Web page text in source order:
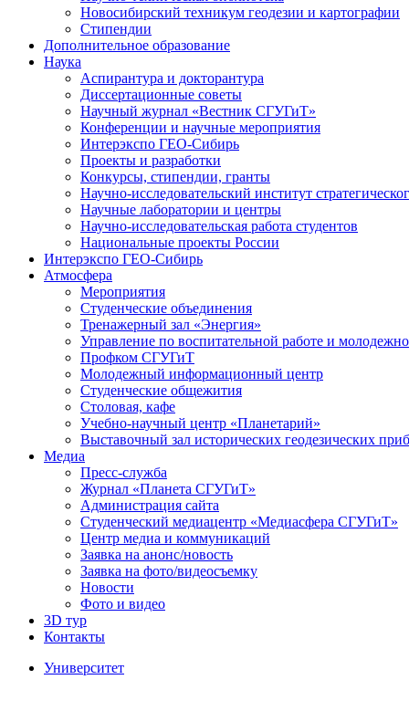
Новосибирский техникум геодезии и картографии
Стипендии
Дополнительное образование
Наука
Аспирантура и докторантура
Диссертационные советы
Научный журнал «Вестник СГУГиТ»
Конференции и научные мероприятия
Интерэкспо ГЕО-Сибирь
Проекты и разработки
Конкурсы, стипендии, гранты
Научно-исследовательский институт
Научные лаборатории и центры
Научно-исследовательская работа студентов
Национальные проекты России
Интерэкспо ГЕО-Сибирь
Атмосфера
Мероприятия
Студенческие объединения
Тренажерный зал «Энергия»
Управление по воспитательной работе и
Профком СГУГиТ
Молодежный информационный центр
Студенческие общежития
Столовая, кафе
Учебно-научный центр «Планетарий»
Выставочный зал исторических геодезических
Медиа
Пресс-служба
Журнал «Планета СГУГиТ»
Администрация сайта
Студенческий медиацентр «Медиасфера СГУГиТ»
Центр медиа и коммуникаций
Заявка на анонс/новость
Заявка на фото/видеосъемку
Новости
Фото и видео
3D тур
Контакты
Университет